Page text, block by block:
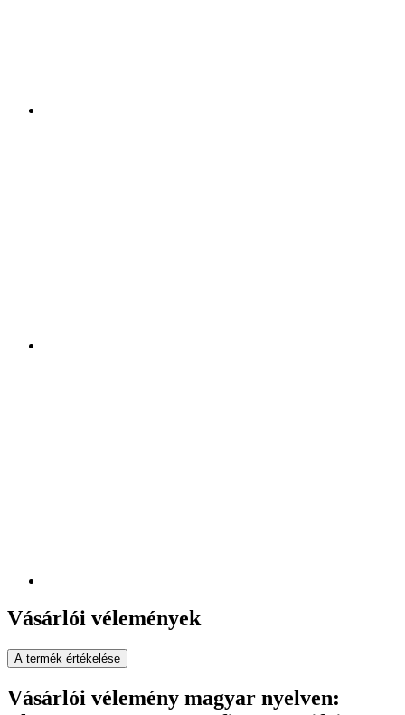
Vásárlói vélemények
A termék értékelése
Vásárlói vélemény magyar nyelven: